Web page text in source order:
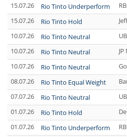
15.07.26
Rio Tinto Underperform
15.07.26
Rio Tinto Hold
10.07.26
Rio Tinto Neutral
10.07.26
Rio Tinto Neutral
10.07.26
Rio Tinto Neutral
08.07.26
Rio Tinto Equal Weight
07.07.26
Rio Tinto Neutral
01.07.26
Rio Tinto Hold
01.07.26
Rio Tinto Underperform